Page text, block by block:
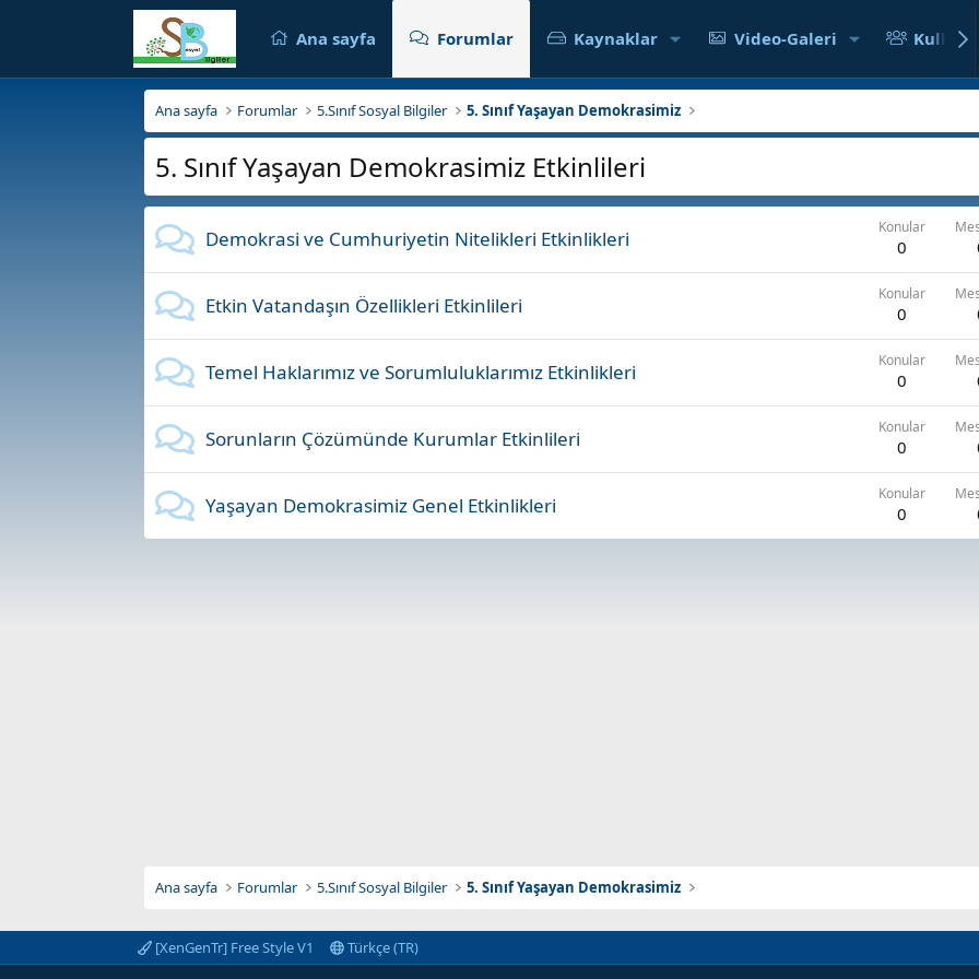
Ana sayfa Forumlar Kaynaklar Video-Galeri
Ana sayfa Forumlar 5.Sınıf Sosyal Bilgiler 5. Sınıf Yaşayan Demokrasimiz
5. Sınıf Yaşayan Demokrasimiz Etkinlileri
Demokrasi ve Cumhuriyetin Nitelikleri Etkinlikleri Konular
0
Etkin Vatandaşın Özellikleri Etkinlileri Konular
0
Temel Haklarımız ve Sorumluluklarımız Etkinlikleri Konular
0
Sorunların Çözümünde Kurumlar Etkinlileri Konular
0
Yaşayan Demokrasimiz Genel Etkinlikleri Konular
0
Ana sayfa Forumlar 5.Sınıf Sosyal Bilgiler 5. Sınıf Yaşayan Demokrasimiz
[XenGenTr] Free Style V1 Türkçe (TR)